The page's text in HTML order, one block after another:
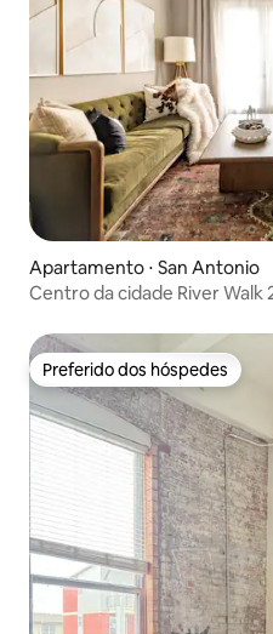
Apartamento ⋅ San Antonio
Centro da cidade River Walk
Preferido dos hóspedes
Preferido dos hóspedes